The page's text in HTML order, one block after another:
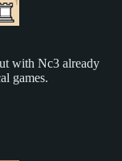
with Nc3 already
games.